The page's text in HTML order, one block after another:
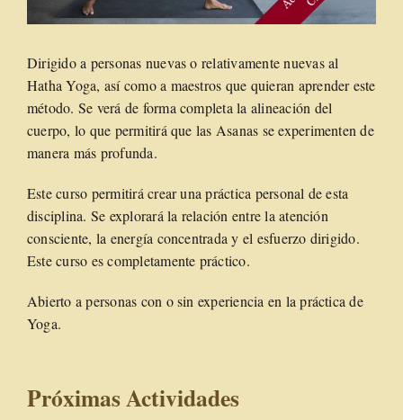
Dirigido a personas nuevas o relativamente nuevas al
Hatha Yoga, así como a maestros que quieran aprender este
método. Se verá de forma completa la alineación del
cuerpo, lo que permitirá que las Asanas se experimenten de
manera más profunda.
Este curso permitirá crear una práctica personal de esta
disciplina. Se explorará la relación entre la atención
consciente, la energía concentrada y el esfuerzo dirigido.
Este curso es completamente práctico.
Abierto a personas con o sin experiencia en la práctica de
Yoga.
Próximas Actividades